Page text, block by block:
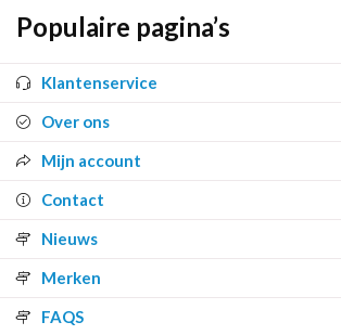
Populaire pagina’s
Klantenservice
Over ons
Mijn account
Contact
Nieuws
Merken
FAQS